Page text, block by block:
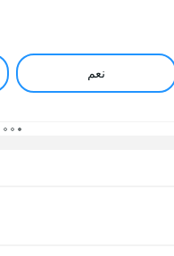
نعم